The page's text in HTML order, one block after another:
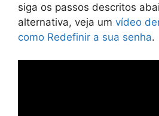
siga os passos descritos
alternativa, veja um vídeo
como Redefinir a sua senha.